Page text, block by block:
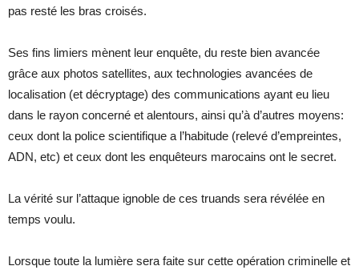
pas resté les bras croisés.
Ses fins limiers mènent leur enquête, du reste bien avancée
grâce aux photos satellites, aux technologies avancées de
localisation (et décryptage) des communications ayant eu lieu
dans le rayon concerné et alentours, ainsi qu’à d’autres moyens:
ceux dont la police scientifique a l’habitude (relevé d’empreintes,
ADN, etc) et ceux dont les enquêteurs marocains ont le secret.
La vérité sur l’attaque ignoble de ces truands sera révélée en
temps voulu.
Lorsque toute la lumière sera faite sur cette opération criminelle et